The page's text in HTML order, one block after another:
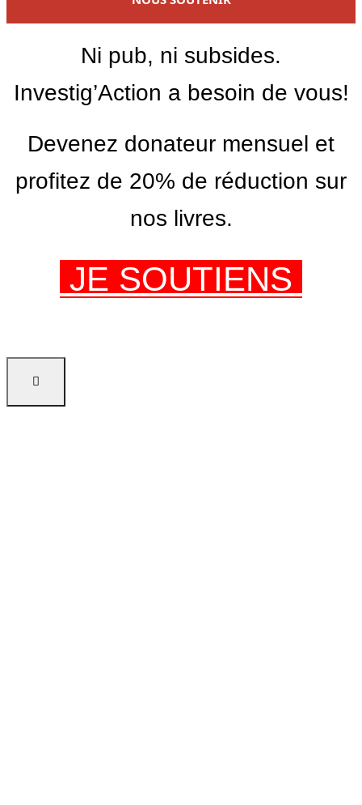
Ni pub, ni subsides.
Investig’Action a besoin de vous!
Devenez donateur mensuel et
profitez de 20% de réduction sur
nos livres.
JE SOUTIENS